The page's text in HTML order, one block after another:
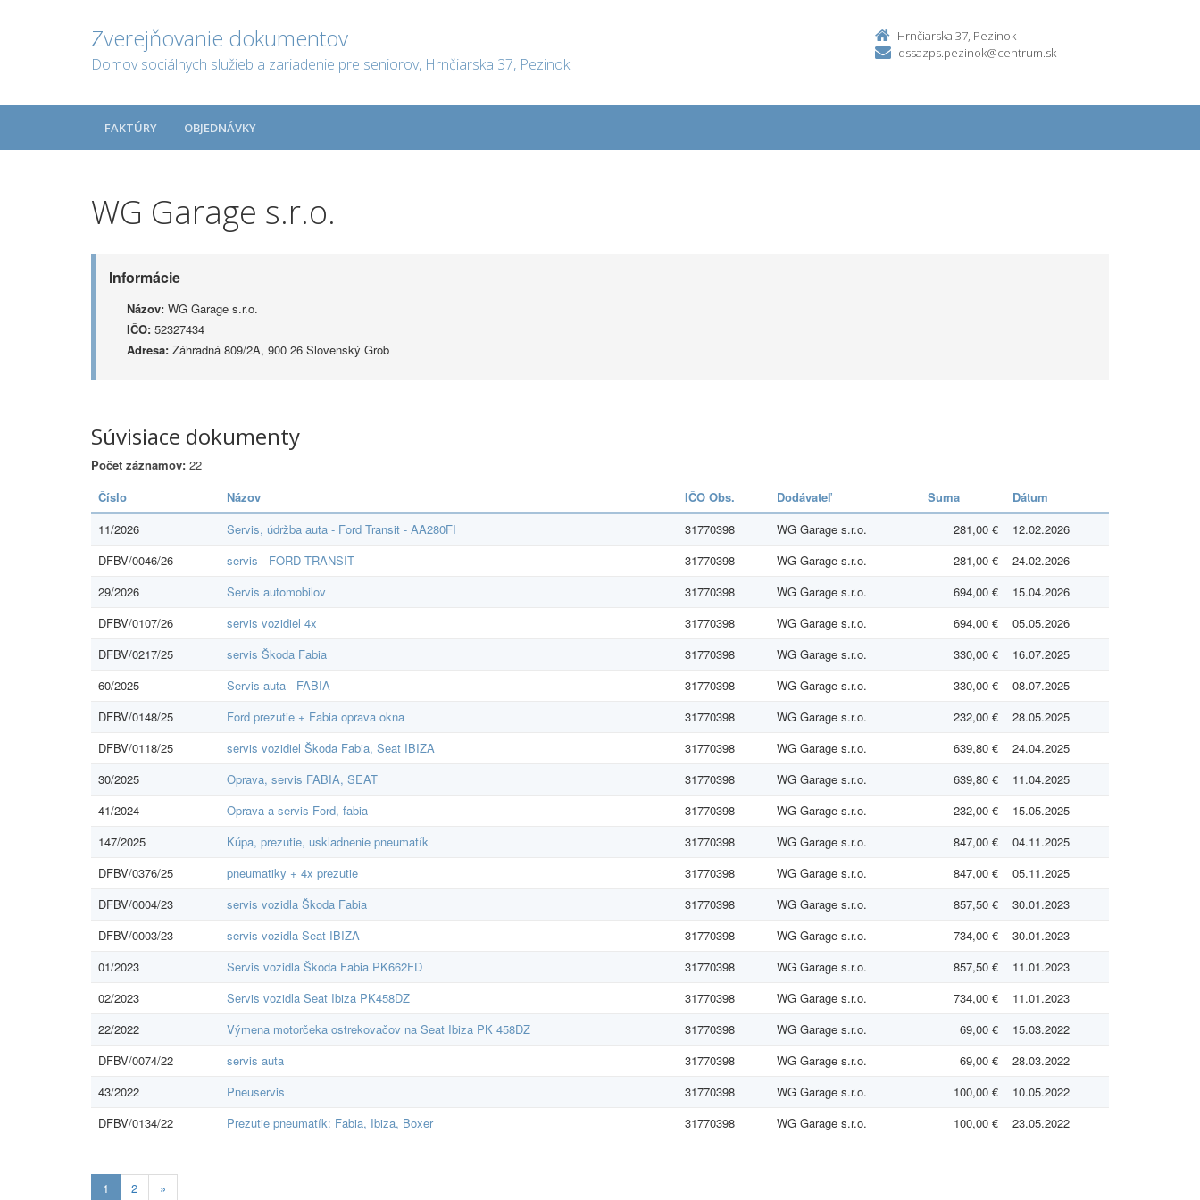
Zverejňovanie dokumentov
Domov sociálnych služieb a zariadenie pre seniorov, Hrnčiarska 37, Pezinok
Hrnčiarska 37, Pezinok
dssazps.pezinok@centrum.sk
FAKTÚRY OBJEDNÁVKY
WG Garage s.r.o.
Informácie
Názov: WG Garage s.r.o.
IČO: 52327434
Adresa: Záhradná 809/2A, 900 26 Slovenský Grob
Súvisiace dokumenty
Počet záznamov: 22
Číslo
Názov IČO Obs. Dodávateľ Suma
Dátum
11/2026
Servis, údržba auta - Ford Transit - AA280FI 31770398 WG Garage s.r.o. 281,00 €
12.02.2026
DFBV/0046/26
servis - FORD TRANSIT 31770398 WG Garage s.r.o. 281,00 €
24.02.2026
29/2026
Servis automobilov 31770398 WG Garage s.r.o. 694,00 €
15.04.2026
DFBV/0107/26
servis vozidiel 4x 31770398 WG Garage s.r.o. 694,00 €
05.05.2026
DFBV/0217/25
servis Škoda Fabia 31770398 WG Garage s.r.o. 330,00 €
16.07.2025
60/2025
Servis auta - FABIA 31770398 WG Garage s.r.o. 330,00 €
08.07.2025
DFBV/0148/25
Ford prezutie + Fabia oprava okna 31770398 WG Garage s.r.o. 232,00 €
28.05.2025
DFBV/0118/25
servis vozidiel Škoda Fabia, Seat IBIZA 31770398 WG Garage s.r.o. 639,80 €
24.04.2025
30/2025
Oprava, servis FABIA, SEAT 31770398 WG Garage s.r.o. 639,80 €
11.04.2025
41/2024
Oprava a servis Ford, fabia 31770398 WG Garage s.r.o. 232,00 €
15.05.2025
147/2025
Kúpa, prezutie, uskladnenie pneumatík 31770398 WG Garage s.r.o. 847,00 €
04.11.2025
DFBV/0376/25
pneumatiky + 4x prezutie 31770398 WG Garage s.r.o. 847,00 €
05.11.2025
DFBV/0004/23
servis vozidla Škoda Fabia 31770398 WG Garage s.r.o. 857,50 €
30.01.2023
DFBV/0003/23
servis vozidla Seat IBIZA 31770398 WG Garage s.r.o. 734,00 €
30.01.2023
01/2023
Servis vozidla Škoda Fabia PK662FD 31770398 WG Garage s.r.o. 857,50 €
11.01.2023
02/2023
Servis vozidla Seat Ibiza PK458DZ 31770398 WG Garage s.r.o. 734,00 €
11.01.2023
22/2022
Výmena motorčeka ostrekovačov na Seat Ibiza PK 458DZ 31770398 WG Garage s.r.o. 69,00 €
15.03.2022
DFBV/0074/22
servis auta 31770398 WG Garage s.r.o. 69,00 €
28.03.2022
43/2022
Pneuservis 31770398 WG Garage s.r.o. 100,00 €
10.05.2022
DFBV/0134/22
Prezutie pneumatík: Fabia, Ibiza, Boxer 31770398 WG Garage s.r.o. 100,00 € 23.05.2022
1 Aktuálna
2 »